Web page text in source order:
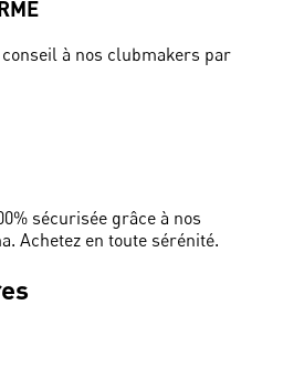
à nos clubmakers par
sécurisée grâce à nos
Achetez en toute sérénité.